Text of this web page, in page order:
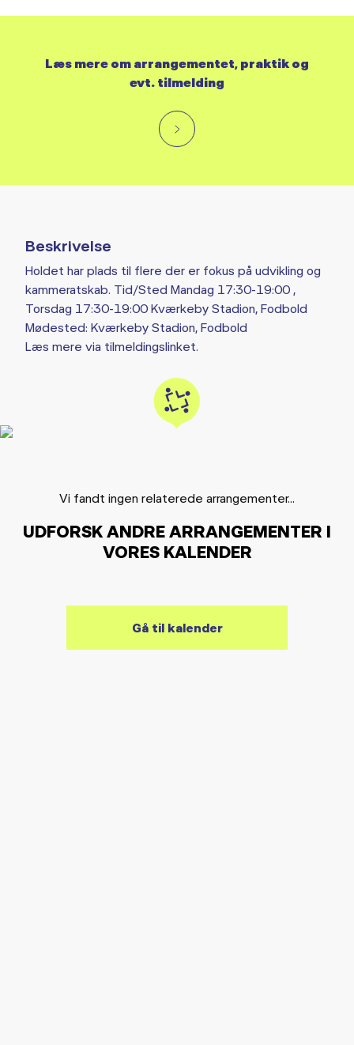
Beskrivelse
Holdet har plads til flere der er fokus på udvikling og
kammeratskab. Tid/Sted Mandag 17:30-19:00 ,
Torsdag 17:30-19:00 Kværkeby Stadion, Fodbold
Mødested: Kværkeby Stadion, Fodbold
Læs mere via tilmeldingslinket.
Læs mere om arrangementet, praktik og
evt. tilmelding
Vi fandt ingen relaterede arrangementer...
UDFORSK ANDRE ARRANGEMENTER I
VORES KALENDER
Gå til kalender